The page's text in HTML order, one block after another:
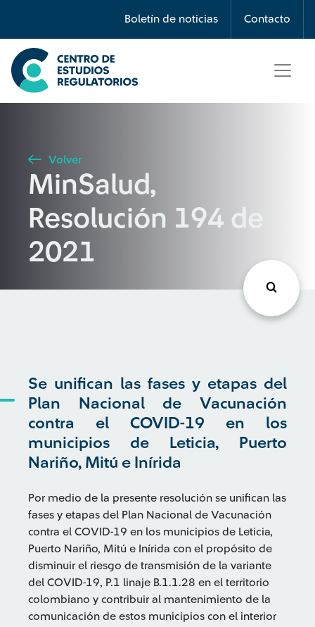
Boletín de noticias Contacto
Búsqueda
Seleccione país
Buscar
Volver
MinSalud,
Resolución 194 de
2021
Se unifican las fases y etapas del
Plan Nacional de Vacunación
contra el COVID-19 en los
municipios de Leticia, Puerto
Nariño, Mitú e Inírida
Por medio de la presente resolución se unifican las
fases y etapas del Plan Nacional de Vacunación
contra el COVID-19 en los municipios de Leticia,
Puerto Nariño, Mitú e Inírida con el propósito de
disminuir el riesgo de transmisión de la variante
del COVID-19, P.1 linaje B.1.1.28 en el territorio
colombiano y contribuir al mantenimiento de la
comunicación de estos municipios con el interior